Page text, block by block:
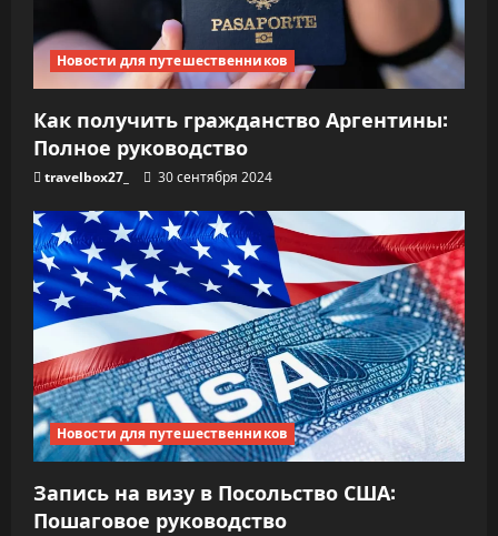
Новости для путешественников
Как получить гражданство Аргентины:
Полное руководство
travelbox27_ 30 сентября 2024
Новости для путешественников
Запись на визу в Посольство США:
Пошаговое руководство